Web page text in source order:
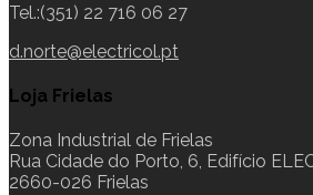
Tel.:(351) 22 716 06 27
d.norte@electricol.pt
Loja Frielas
Zona Industrial de Frielas
Rua Cidade do Porto, 6, Edifício
2660-026 Frielas